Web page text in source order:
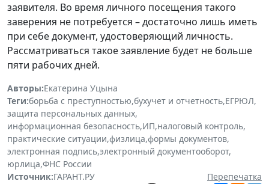
заявителя. Во время личного посещения такого
заверения не потребуется – достаточно лишь иметь
при себе документ, удостоверяющий личность.
Рассматриваться такое заявление будет не больше
пяти рабочих дней.
Авторы:Екатерина Уцына
Теги:борьба с преступностью,бухучет и отчетность,ЕГРЮЛ,
защита персональных данных,
информационная безопасность,ИП,налоговый контроль,
практические ситуации,физлица,формы документов,
электронная подпись,электронный документооборот,
юрлица,ФНС России
Источник:ГАРАНТ.РУ Перепечатка